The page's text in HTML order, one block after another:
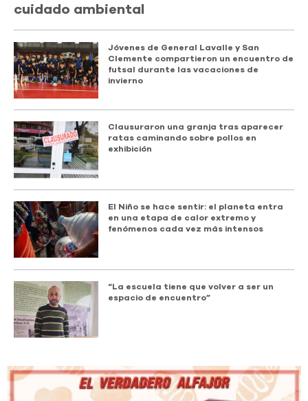
cuidado ambiental
Jóvenes de General Lavalle y San
Clemente compartieron un encuentro de
futsal durante las vacaciones de
invierno
Clausuraron una granja tras aparecer
ratas caminando sobre pollos en
exhibición
El Niño se hace sentir: el planeta entra
en una etapa de calor extremo y
fenómenos cada vez más intensos
“La escuela tiene que volver a ser un
espacio de encuentro”